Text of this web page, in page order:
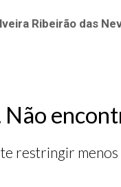
Ribeirão das
Não
restringir